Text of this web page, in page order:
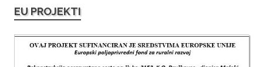
EU PROJEKTI